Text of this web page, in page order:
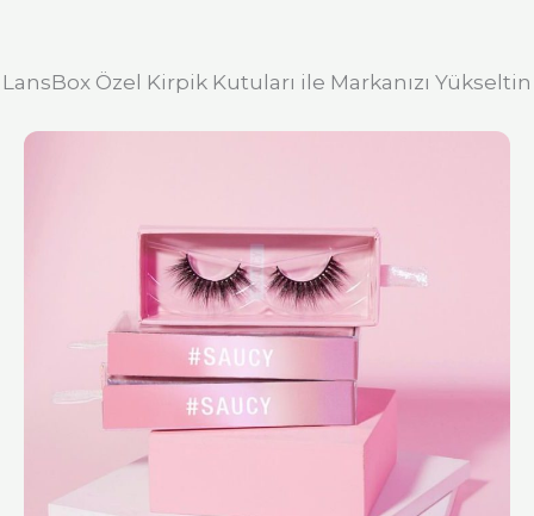
LansBox Özel Kirpik Kutuları ile Markanızı Yükseltin